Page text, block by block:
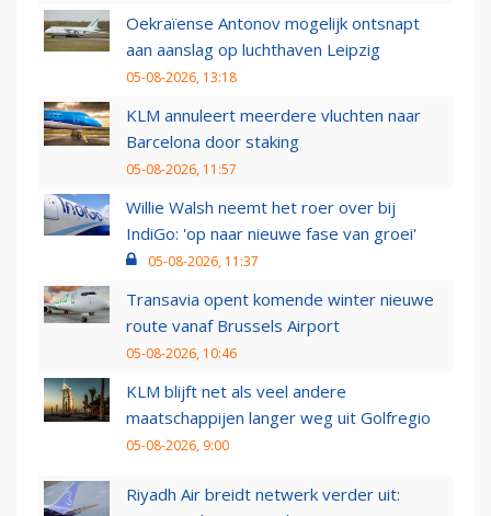
Oekraïense Antonov mogelijk ontsnapt
aan aanslag op luchthaven Leipzig
05-08-2026, 13:18
KLM annuleert meerdere vluchten naar
Barcelona door staking
05-08-2026, 11:57
Willie Walsh neemt het roer over bij
IndiGo: 'op naar nieuwe fase van groei'
05-08-2026, 11:37
Transavia opent komende winter nieuwe
route vanaf Brussels Airport
05-08-2026, 10:46
KLM blijft net als veel andere
maatschappijen langer weg uit Golfregio
05-08-2026, 9:00
Riyadh Air breidt netwerk verder uit: